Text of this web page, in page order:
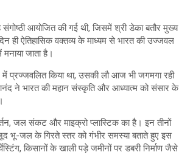
आयोजित की गई थी, जिसमें श्री डेका बतौर मुख्य
ही ऐतिहासिक वक्तव्य के माध्यम से भारत की उज्जवल
जाता है।
प्रज्जवलित किया था, उसकी लौ आज भी जगमगा रही
ने भारत की महान संस्कृति और आध्यात्म को संसार के
जल संकट और माइक्रो प्लास्टिक का है। इन तीनों
भू-जल के गिरते स्तर को गंभीर समस्या बताते हुए इस
किसानों के खाली पड़े जमीनों पर डबरी निर्माण जैसे